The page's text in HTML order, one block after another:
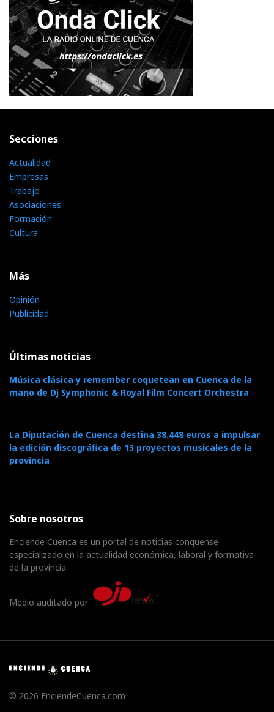
Secciones
Actualidad
Empresas
Trabajo
Asociaciones
Formación
Cultura
Más
Opinión
Publicidad
Últimas noticias
Música clásica y remember coquetean en Cuenca de la
mano de Dj Symphonic & Royal Film Concert Orchestra
La Diputación de Cuenca destina 38.448 euros a impulsar
la edición discográfica de 13 proyectos musicales de la
provincia
Sobre nosotros
Enciende Cuenca es un portal de noticias conquense
especializado en la actualidad económica, laboral y formativa
de la provincia
Medio auditado por
© 2026 EnciendeCuenca.com